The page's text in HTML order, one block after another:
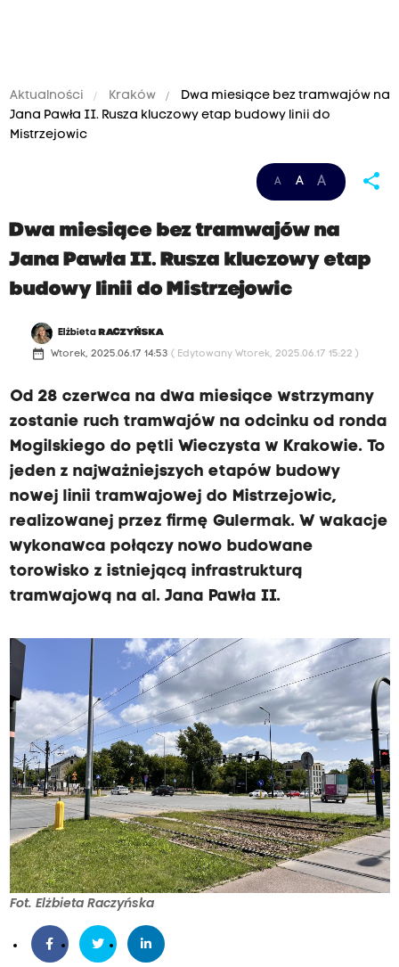
Aktualności Kraków
Dwa miesiące bez tramwajów na
Jana Pawła II. Rusza kluczowy etap budowy linii do
Mistrzejowic
A A A share
Dwa miesiące bez tramwajów na
Jana Pawła II. Rusza kluczowy etap
budowy linii do Mistrzejowic
Elżbieta RACZYŃSKA
date_range Wtorek, 2025.06.17 14:53 ( Edytowany Wtorek, 2025.06.17 15:22 )
Od 28 czerwca na dwa miesiące wstrzymany
zostanie ruch tramwajów na odcinku od ronda
Mogilskiego do pętli Wieczysta w Krakowie. To
jeden z najważniejszych etapów budowy
nowej linii tramwajowej do Mistrzejowic,
realizowanej przez firmę Gulermak. W wakacje
wykonawca połączy nowo budowane
torowisko z istniejącą infrastrukturą
tramwajową na al. Jana Pawła II.
Fot. Elżbieta Raczyńska